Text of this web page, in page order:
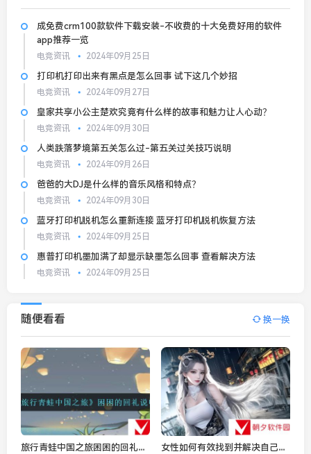
成免费crm100款软件下载安装-不收费的十大免费好用的软件
app推荐一览
电竞资讯 2024年09月25日
打印机打印出来有黑点是怎么回事 试下这几个妙招
电竞资讯 2024年09月27日
皇家共享小公主楚欢究竟有什么样的故事和魅力让人心动？
电竞资讯 2024年09月30日
人类跌落梦境第五关怎么过-第五关过关技巧说明
电竞资讯 2024年09月26日
爸爸的大DJ是什么样的音乐风格和特点？
电竞资讯 2024年09月30日
蓝牙打印机脱机怎么重新连接 蓝牙打印机脱机恢复方法
电竞资讯 2024年09月25日
惠普打印机墨加满了却显示缺墨怎么回事 查看解决方法
电竞资讯 2024年09月25日
随便看看 换一换
旅行青蛙中国之旅困困的回礼是什么-困困的回礼说明 女性如何有效找到并解决自己脸上的痘痘问题？